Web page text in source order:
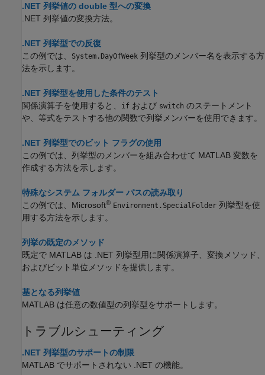
.NET 列挙値の double 型への変換
.NET 列挙値の変換方法。
.NET 列挙型での反復
この例では、
System.DayOfWeek 列挙型のメンバー名を表示する方
法を示します。
.NET 列挙型を使用した条件のテスト
関係演算子を使用すると、
if および switch のステートメント
や、等式をテストする他の関数で列挙メンバーを使用できます。
.NET 列挙型でのビット フラグの使用
この例では、列挙型のメンバーを組み合わせて MATLAB 変数を
作成する方法を示します。
特殊なシステム フォルダー パスの読み取り
この例では、Microsoft® Environment.SpecialFolder 列挙型を使
用する方法を示します。
列挙の既定のメソッド
既定で MATLAB は .NET 列挙型用に関係演算子、変換メソッド、
およびビット単位メソッドを提供します。
基となる列挙値
MATLAB は任意の数値型の列挙型をサポートします。
トラブルシューティング
.NET 列挙型のサポートの制限
MATLAB でサポートされない .NET の機能。